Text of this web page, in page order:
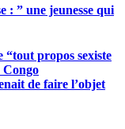
: ” une jeunesse qui
“tout propos sexiste
Congo
de faire l’objet